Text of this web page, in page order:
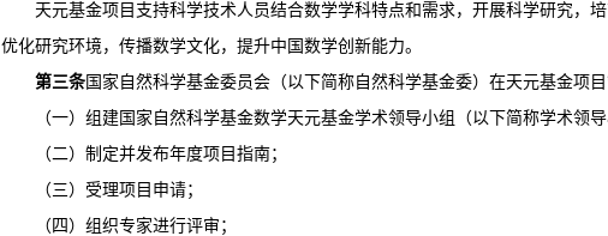
天元基金项目支持科学技术人员结合数学学科特点和需求，开展科学研究，
优化研究环境，传播数学文化，提升中国数学创新能力。
第三条 国家自然科学基金委员会（以下简称自然科学基金委）在天元基金项
（一）组建国家自然科学基金数学天元基金学术领导小组（以下简称学术领导
（二）制定并发布年度项目指南；
（三）受理项目申请；
（四）组织专家进行评审；